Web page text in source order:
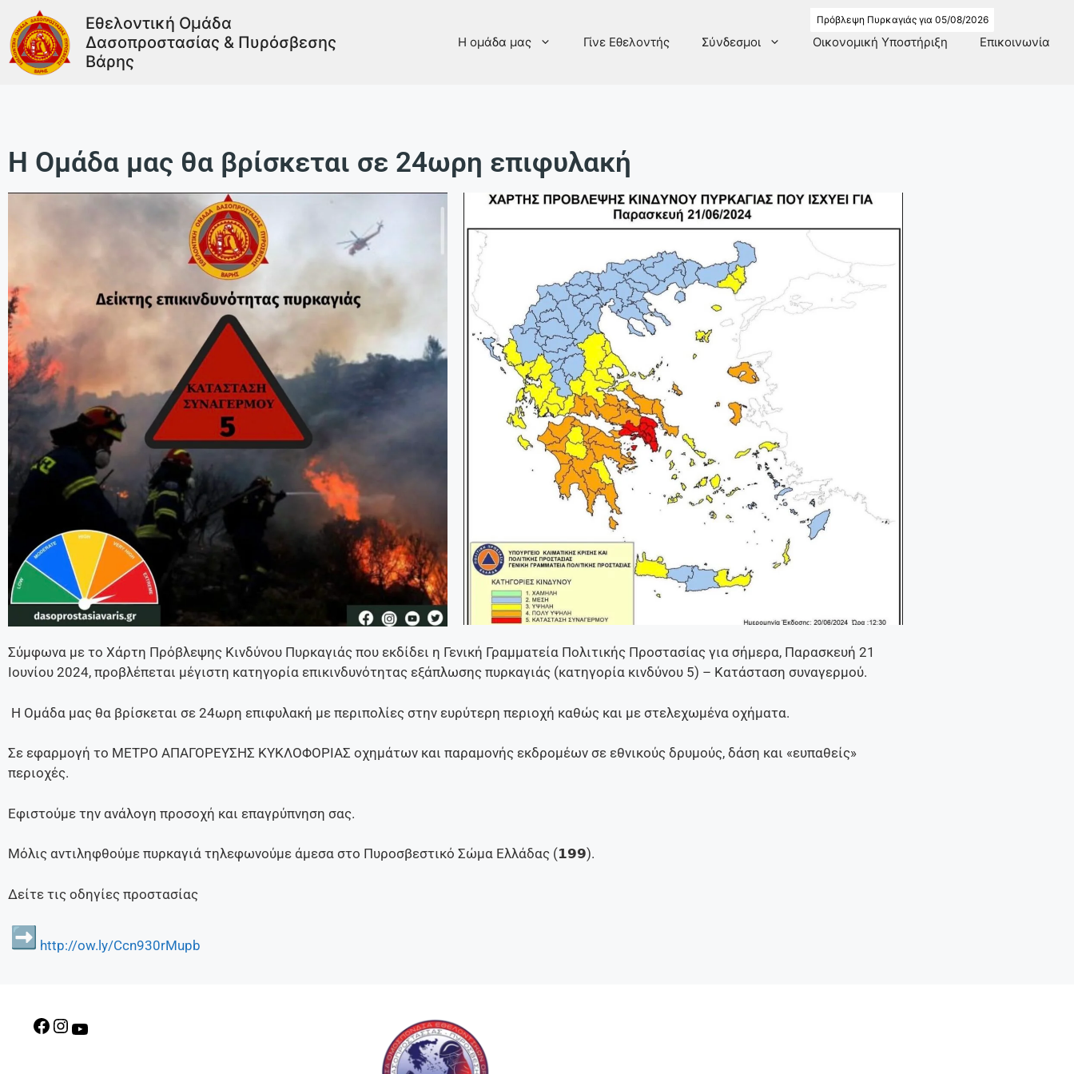
Εθελοντική Ομάδα
Δασοπροστασίας & Πυρόσβεσης
Βάρης
Πρόβλεψη Πυρκαγιάς για 05/08/2026
Η ομάδα μας Γίνε Εθελοντής Σύνδεσμοι Οικονομική Υποστήριξη Επικοινωνία
Η Ομάδα μας θα βρίσκεται σε 24ωρη επιφυλακή
Σύμφωνα με το Χάρτη Πρόβλεψης Κινδύνου Πυρκαγιάς που εκδίδει η Γενική Γραμματεία Πολιτικής Προστασίας για σήμερα, Παρασκευή 21
Ιουνίου 2024, προβλέπεται μέγιστη κατηγορία επικινδυνότητας εξάπλωσης πυρκαγιάς (κατηγορία κινδύνου 5) – Κατάσταση συναγερμού.
Η Ομάδα μας θα βρίσκεται σε 24ωρη επιφυλακή με περιπολίες στην ευρύτερη περιοχή καθώς και με στελεχωμένα οχήματα.
Σε εφαρμογή το ΜΕΤΡΟ ΑΠΑΓΟΡΕΥΣΗΣ ΚΥΚΛΟΦΟΡΙΑΣ οχημάτων και παραμονής εκδρομέων σε εθνικούς δρυμούς, δάση και «ευπαθείς»
περιοχές.
Εφιστούμε την ανάλογη προσοχή και επαγρύπνηση σας.
Μόλις αντιληφθούμε πυρκαγιά τηλεφωνούμε άμεσα στο Πυροσβεστικό Σώμα Ελλάδας (𝟭𝟵𝟵).
Δείτε τις οδηγίες προστασίας
http://ow.ly/Ccn930rMupb